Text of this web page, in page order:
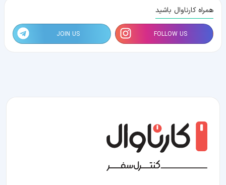
همراه کارناوال باشید
FOLLOW US
JOIN US